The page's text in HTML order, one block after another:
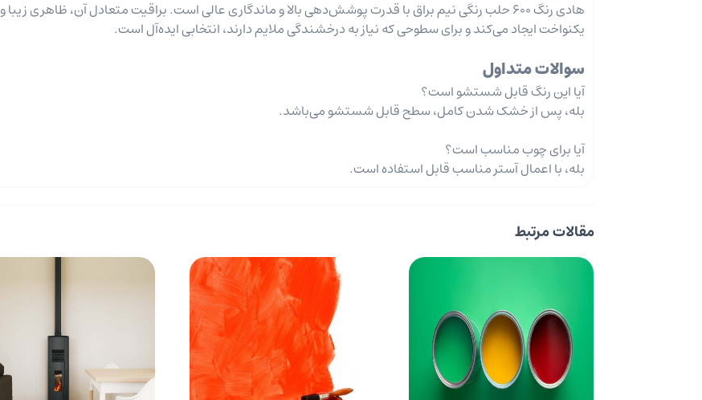
هادی رنگ 600 حلب رنگی نیم براق با قدرت پوشش‌دهی بالا و ماندگاری عالی است. براقیت متعادل آن، ظاهری زیبا و
یکنواخت ایجاد می‌کند و برای سطوحی که نیاز به درخشندگی ملایم دارند، انتخابی ایده‌آل است.
سوالات متداول
آیا این رنگ قابل شستشو است؟
بله، پس از خشک شدن کامل، سطح قابل شستشو می‌باشد.
آیا برای چوب مناسب است؟
بله، با اعمال آستر مناسب قابل استفاده است.
مقالات مرتبط